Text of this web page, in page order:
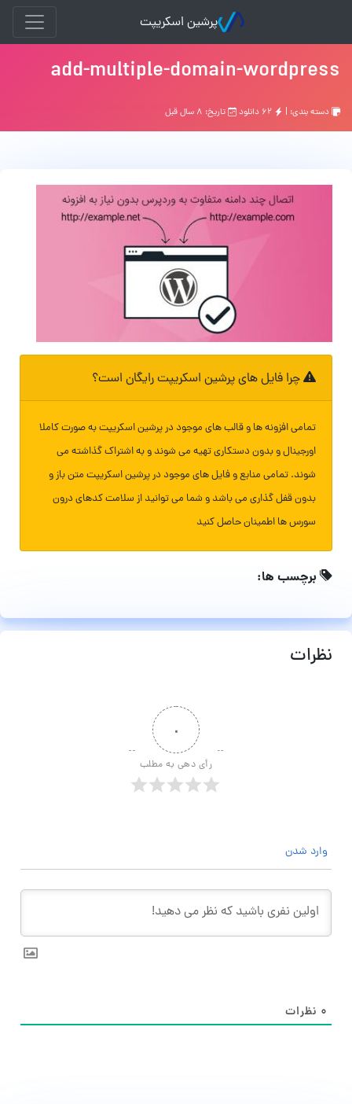
پرشین اسکریپت
add-multiple-domain-wordpress
دسته بندی: | تاریخ: ۸ سال قبل
چرا فایل های پرشین اسکریپت رایگان است؟
تمامی افزونه ها و قالب های موجود در پرشین اسکریپت به صورت کاملا
اورجینال و بدون دستکاری تهیه می شوند و به اشتراک گذاشته می
شوند. تمامی منابع و فایل های موجود در پرشین اسکریپت متن باز و
بدون قفل گذاری می باشد و شما می توانید از سلامت کدهای درون
سورس ها اطمینان حاصل کنید
برچسب ها:
نظرات
۰
رأی دهی به مطلب
وارد شدن
۰ نظرات